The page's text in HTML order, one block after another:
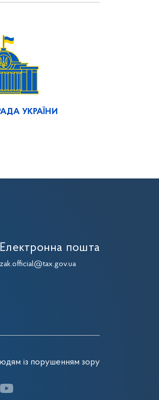
УКРАЇНИ
Електронна пошта
zak.official@tax.gov.ua
із порушенням зору